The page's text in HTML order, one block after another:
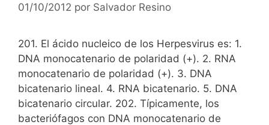
01/10/2012 por Salvador Resino
201. El ácido nucleico de los Herpesvirus es: 1.
DNA monocatenario de polaridad (+). 2. RNA
monocatenario de polaridad (+). 3. DNA
bicatenario lineal. 4. RNA bicatenario. 5. DNA
bicatenario circular. 202. Típicamente, los
bacteriófagos con DNA monocatenario de